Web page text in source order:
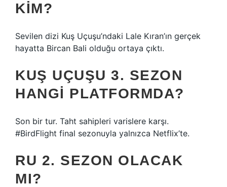
KIM?
Sevilen dizi Kuş Uçuşu’ndaki Lale Kıran’ın gerçek
hayatta Bircan Bali olduğu ortaya çıktı.
KUŞ UÇUŞU 3. SEZON
HANGI PLATFORMDA?
Son bir tur. Taht sahipleri varislere karşı.
#BirdFlight final sezonuyla yalnızca Netflix’te.
RU 2. SEZON OLACAK
MI?